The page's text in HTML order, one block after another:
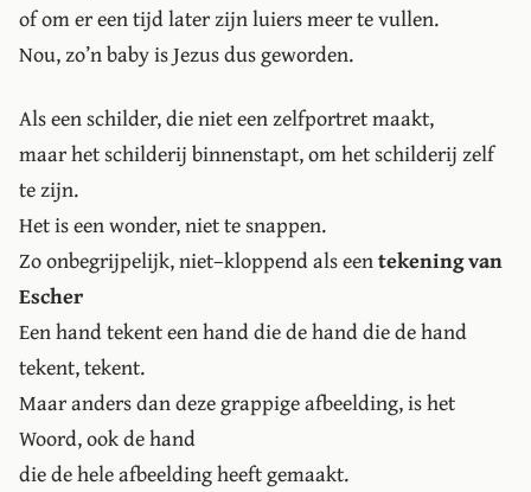
of om er een tijd later zijn luiers meer te vullen.
Nou, zo’n baby is Jezus dus geworden.
Als een schilder, die niet een zelfportret maakt,
maar het schilderij binnenstapt, om het schilderij zelf
te zijn.
Het is een wonder, niet te snappen.
Zo onbegrijpelijk, niet–kloppend als eentekening van
Escher
Een hand tekent een hand die de hand die de hand
tekent, tekent.
Maar anders dan deze grappige afbeelding, is het
Woord, ook de hand
die de hele afbeelding heeft gemaakt.